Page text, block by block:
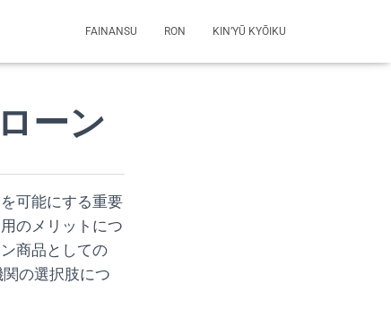
FAINANSU RON KIN’YŪ KYŌIKU
ーン
可能にする重要
のメリットにつ
商品としての
の選択肢につ